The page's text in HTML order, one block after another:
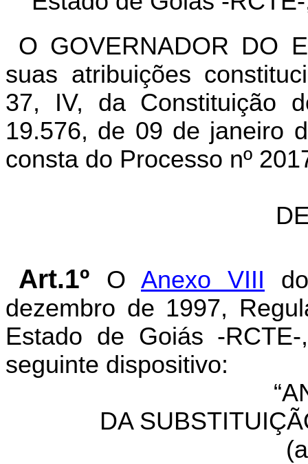
O GOVERNADOR DO
suas atribuições
37, IV, da Constituição
19.576, de 09 de janeiro
consta do Processo nº
Art.1º O Anexo VIII
dezembro de 1997,
Estado de Goiás -
seguinte dispositivo:
DA